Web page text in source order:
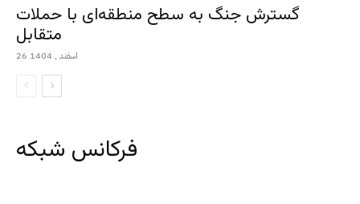
گسترش جنگ به سطح منطقه‌ای با حملات
متقابل
26 اسفند , 1404
فرکانس شبکه